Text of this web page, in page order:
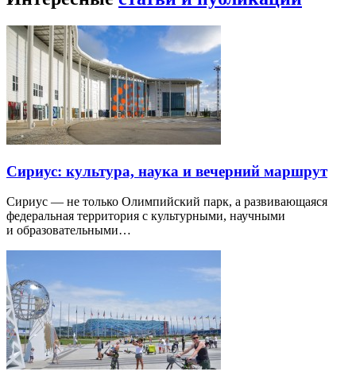
Сириус: культура, наука и вечерний маршрут
Сириус — не только Олимпийский парк, а развивающаяся
федеральная территория с культурными, научными
и образовательными…